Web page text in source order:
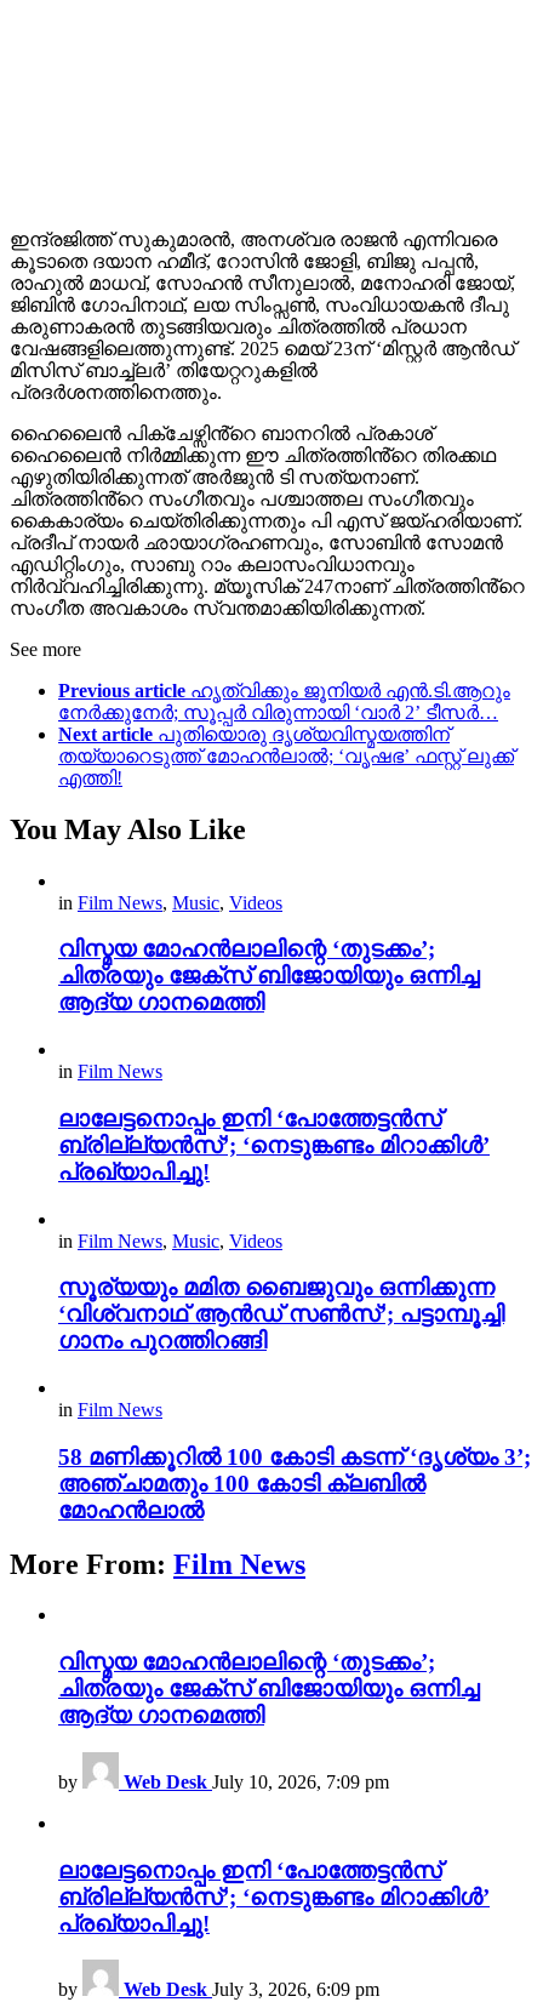
ഇന്ദ്രജിത്ത് സുകുമാരൻ, അനശ്വര രാജൻ എന്നിവരെ
കൂടാതെ ദയാന ഹമീദ്, റോസിൻ ജോളി, ബിജു പപ്പൻ,
രാഹുൽ മാധവ്, സോഹൻ സീനുലാൽ, മനോഹരി ജോയ്,
ജിബിൻ ഗോപിനാഥ്, ലയ സിംപ്സൺ, സംവിധായകൻ ദീപു
കരുണാകരൻ തുടങ്ങിയവരും ചിത്രത്തിൽ പ്രധാന
വേഷങ്ങളിലെത്തുന്നുണ്ട്. 2025 മെയ് 23ന് ‘മിസ്റ്റർ ആൻഡ്
മിസിസ് ബാച്ച്‌ലർ’ തിയേറ്ററുകളിൽ
പ്രദർശനത്തിനെത്തും.
ഹൈലൈൻ പിക്ചേഴ്സിൻ്റെ ബാനറിൽ പ്രകാശ്
ഹൈലൈൻ നിർമ്മിക്കുന്ന ഈ ചിത്രത്തിൻ്റെ തിരക്കഥ
എഴുതിയിരിക്കുന്നത് അർജുൻ ടി സത്യനാണ്.
ചിത്രത്തിൻ്റെ സംഗീതവും പശ്ചാത്തല സംഗീതവും
കൈകാര്യം ചെയ്തിരിക്കുന്നതും പി എസ് ജയ്ഹരിയാണ്.
പ്രദീപ് നായർ ഛായാഗ്രഹണവും, സോബിൻ സോമൻ
എഡിറ്റിംഗും, സാബു റാം കലാസംവിധാനവും
നിർവ്വഹിച്ചിരിക്കുന്നു. മ്യൂസിക് 247നാണ് ചിത്രത്തിൻ്റെ
സംഗീത അവകാശം സ്വന്തമാക്കിയിരിക്കുന്നത്.
See more
Previous article ഹൃത്വിക്കും ജൂനിയർ എൻ.ടി.ആറും
നേർക്കുനേർ; സൂപ്പർ വിരുന്നായി ‘വാർ 2’ ടീസർ…
Next article പുതിയൊരു ദൃശ്യവിസ്മയത്തിന്
തയ്യാറെടുത്ത് മോഹൻലാൽ; ‘വൃഷഭ’ ഫസ്റ്റ് ലുക്ക്
എത്തി!
You May Also Like
in Film News, Music, Videos
വിസ്മയ മോഹൻലാലിന്റെ ‘തുടക്കം’;
ചിത്രയും ജേക്സ് ബിജോയിയും ഒന്നിച്ച
ആദ്യ ഗാനമെത്തി
in Film News
ലാലേട്ടനൊപ്പം ഇനി ‘പോത്തേട്ടൻസ്
ബ്രില്ല്യൻസ്’; ‘നെടുങ്കണ്ടം മിറാക്കിൾ’
പ്രഖ്യാപിച്ചു!
in Film News, Music, Videos
സൂര്യയും മമിത ബൈജുവും ഒന്നിക്കുന്ന
‘വിശ്വനാഥ് ആൻഡ് സൺസ്’; പട്ടാമ്പൂച്ചി
ഗാനം പുറത്തിറങ്ങി
in Film News
58 മണിക്കൂറിൽ 100 കോടി കടന്ന് ‘ദൃശ്യം 3’;
അഞ്ചാമതും 100 കോടി ക്ലബിൽ
മോഹൻലാൽ
More From: Film News
വിസ്മയ മോഹൻലാലിന്റെ ‘തുടക്കം’;
ചിത്രയും ജേക്സ് ബിജോയിയും ഒന്നിച്ച
ആദ്യ ഗാനമെത്തി
by Web Desk July 10, 2026, 7:09 pm
ലാലേട്ടനൊപ്പം ഇനി ‘പോത്തേട്ടൻസ്
ബ്രില്ല്യൻസ്’; ‘നെടുങ്കണ്ടം മിറാക്കിൾ’
പ്രഖ്യാപിച്ചു!
by Web Desk July 3, 2026, 6:09 pm